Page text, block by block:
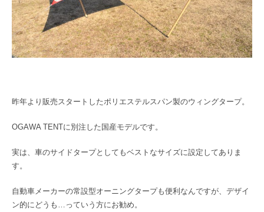
昨年より販売スタートしたポリエステルスパン製のウィングタープ。
OGAWA TENTに別注した国産モデルです。
実は、車のサイドタープとしてもベストなサイズに設定してありま
す。
自動車メーカーの常設型オーニングタープも便利なんですが、デザイ
ン的にどうも…っていう方にお勧め。